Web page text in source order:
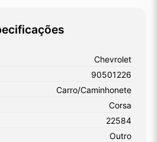
Chevrolet
90501226
Carro/Caminhonete
Corsa
22584
Outro